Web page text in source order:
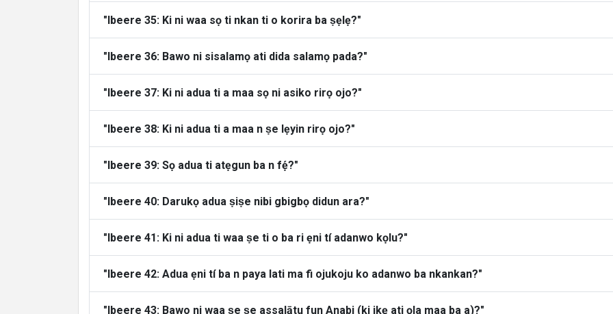
"Ibeere 35: Ki ni waa sọ ti nkan ti o korira ba ṣẹlẹ?"
"Ibeere 36: Bawo ni sisalamọ ati dida salamọ pada?"
"Ibeere 37: Ki ni adua ti a maa sọ ni asiko rirọ ojo?"
"Ibeere 38: Ki ni adua ti a maa n ṣe lẹyin rirọ ojo?"
"Ibeere 39: Sọ adua ti atẹgun ba n fẹ́?"
"Ibeere 40: Darukọ adua ṣiṣe nibi gbigbọ didun ara?"
"Ibeere 41: Ki ni adua ti waa ṣe ti o ba ri ẹni tí adanwo kọlu?"
"Ibeere 42: Adua ẹni tí ba n paya lati ma fi ojukoju ko adanwo ba nkankan?"
"Ibeere 43: Bawo ni waa ṣe ṣe assalātu fun Anabi (ki ikẹ ati ọla maa ba a)?"